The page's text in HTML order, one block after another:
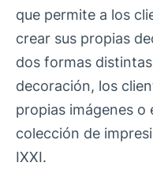
que permite a los
crear sus propias
dos formas
decoración, los
propias imágenes o
colección de
IXXI.